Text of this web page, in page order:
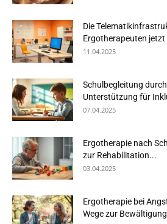
Die
Ergotherapeuten jetzt
11.04.2025
Schulbegleitung
Unterstützung für
07.04.2025
Ergotherapie nach
zur Rehabilitation...
03.04.2025
Ergotherapie bei
Wege zur